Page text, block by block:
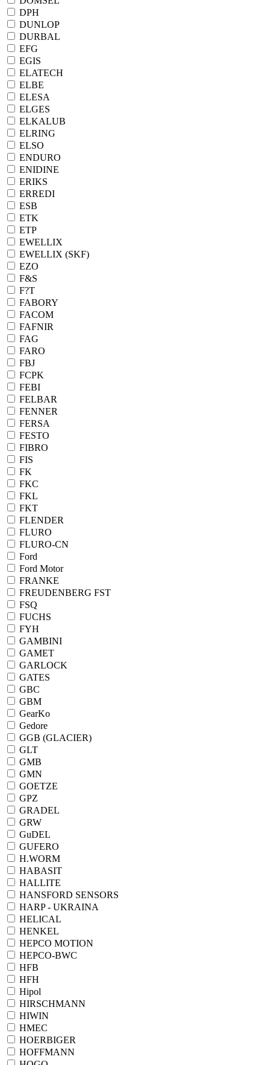
DPH
DUNLOP
DURBAL
EFG
EGIS
ELATECH
ELBE
ELESA
ELGES
ELKALUB
ELRING
ELSO
ENDURO
ENIDINE
ERIKS
ERREDI
ESB
ETK
ETP
EWELLIX
EWELLIX (SKF)
EZO
F&S
F?T
FABORY
FACOM
FAFNIR
FAG
FARO
FBJ
FCPK
FEBI
FELBAR
FENNER
FERSA
FESTO
FIBRO
FIS
FK
FKC
FKL
FKT
FLENDER
FLURO
FLURO-CN
Ford
Ford Motor
FRANKE
FREUDENBERG FST
FSQ
FUCHS
FYH
GAMBINI
GAMET
GARLOCK
GATES
GBC
GBM
GearKo
Gedore
GGB (GLACIER)
GLT
GMB
GMN
GOETZE
GPZ
GRADEL
GRW
GuDEL
GUFERO
H.WORM
HABASIT
HALLITE
HANSFORD SENSORS
HARP - UKRAINA
HELICAL
HENKEL
HEPCO MOTION
HEPCO-BWC
HFB
HFH
Hipol
HIRSCHMANN
HIWIN
HMEC
HOERBIGER
HOFFMANN